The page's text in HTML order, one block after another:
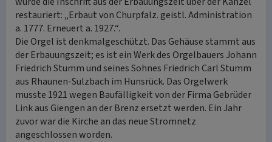
restauriert: „Erbaut von Churpfalz. geistl. Administration
a. 1777. Erneuert a. 1927.“.
Die Orgel ist denkmalgeschützt. Das Gehäuse stammt aus
der Erbauungszeit; es ist ein Werk des Orgelbauers Johann
Friedrich Stumm und seines Sohnes Friedrich Carl Stumm
aus Rhaunen-Sulzbach im Hunsrück. Das Orgelwerk
musste 1921 wegen Baufälligkeit von der Firma Gebrüder
Link aus Giengen an der Brenz ersetzt werden. Ein Jahr
zuvor war die Kirche an das neue Stromnetz
angeschlossen worden.